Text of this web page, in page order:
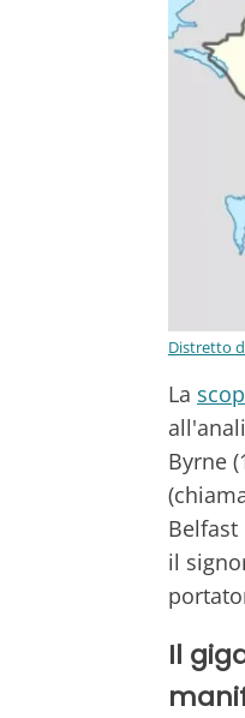
Distretto
La
Byrne
Belfast
il
Il